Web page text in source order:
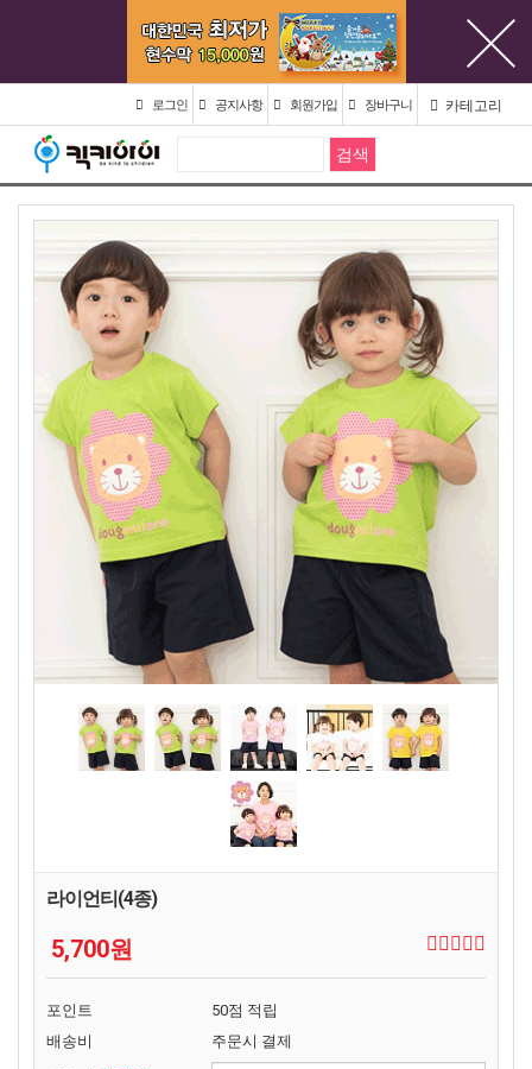
로그인 공지사항 회원가입 장바구니 카테고리
라이언티(4종)
5,700원
포인트
50점 적립
배송비
주문시 결제